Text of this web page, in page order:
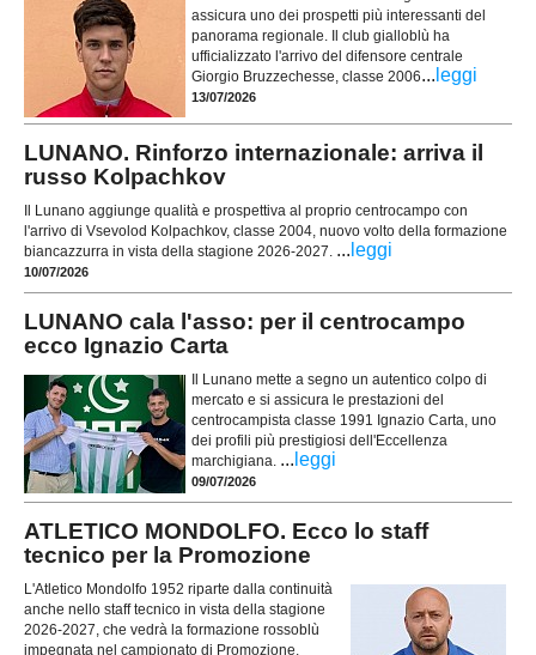
assicura uno dei prospetti più interessanti del
panorama regionale. Il club gialloblù ha
ufficializzato l'arrivo del difensore centrale
Giorgio Bruzzechesse, classe 2006... leggi
13/07/2026
LUNANO. Rinforzo internazionale: arriva il
russo Kolpachkov
Il Lunano aggiunge qualità e prospettiva al proprio centrocampo con
l'arrivo di Vsevolod Kolpachkov, classe 2004, nuovo volto della formazione
biancazzurra in vista della stagione 2026-2027. ... leggi
10/07/2026
LUNANO cala l'asso: per il centrocampo
ecco Ignazio Carta
Il Lunano mette a segno un autentico colpo di
mercato e si assicura le prestazioni del
centrocampista classe 1991 Ignazio Carta, uno
dei profili più prestigiosi dell'Eccellenza
marchigiana. ... leggi
09/07/2026
ATLETICO MONDOLFO. Ecco lo staff
tecnico per la Promozione
L'Atletico Mondolfo 1952 riparte dalla continuità
anche nello staff tecnico in vista della stagione
2026-2027, che vedrà la formazione rossoblù
impegnata nel campionato di Promozione.